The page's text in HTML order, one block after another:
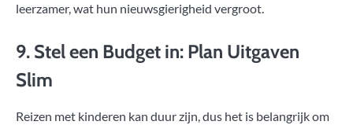
leerzamer, wat hun nieuwsgierigheid vergroot.
9. Stel een Budget in: Plan Uitgaven
Slim
Reizen met kinderen kan duur zijn, dus het is belangrijk om